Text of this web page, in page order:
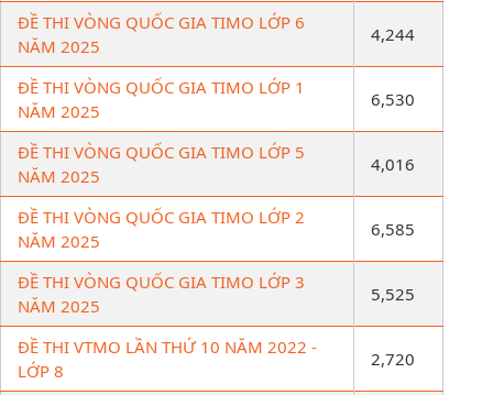
ĐỀ THI VÒNG QUỐC GIA TIMO LỚP 6
NĂM 2025
4,244
ĐỀ THI VÒNG QUỐC GIA TIMO LỚP 1
NĂM 2025
6,530
ĐỀ THI VÒNG QUỐC GIA TIMO LỚP 5
NĂM 2025
4,016
ĐỀ THI VÒNG QUỐC GIA TIMO LỚP 2
NĂM 2025
6,585
ĐỀ THI VÒNG QUỐC GIA TIMO LỚP 3
NĂM 2025
5,525
ĐỀ THI VTMO LẦN THỨ 10 NĂM 2022 -
LỚP 8
2,720